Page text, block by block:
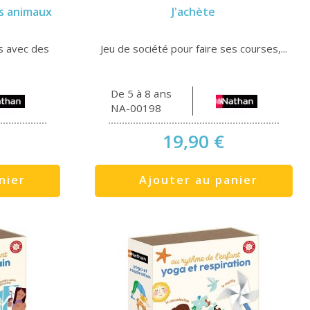
animaux
avec des
J'achète
Jeu de société pour faire ses courses,...
De 5 à 8 ans
NA-00198
19,90 €
Ajouter au panier